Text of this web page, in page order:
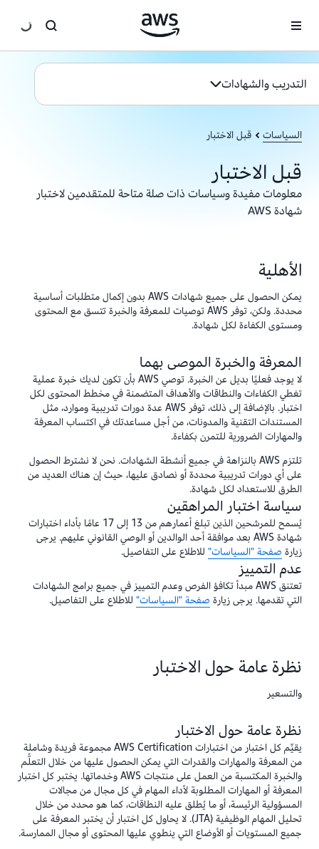
السياسات قبل الاختبار
قبل الاختبار
معلومات مفيدة وسياسات ذات صلة متاحة للمتقدمين لاختبار
شهادة AWS
التدريب والشهادات
الأهلية
يمكن الحصول على جميع شهادات AWS بدون إكمال متطلبات أساسية
محددة. ولكن، توفر AWS توصيات للمعرفة والخبرة تتسق مع المحتوى
ومستوى الكفاءة لكل شهادة.
المعرفة والخبرة الموصى بهما
لا يوجد فعليًا بديل عن الخبرة. توصي AWS بأن تكون لديك خبرة عملية
تغطي الكفاءات والنطاقات والأهداف المتضمنة في مخطط المحتوى لكل
اختبار. بالإضافة إلى ذلك، توفر AWS عدة دورات تدريبية وموارد، مثل
المستندات التقنية والمدونات، من أجل مساعدتك في اكتساب المعرفة
والمهارات الضرورية للتمرن بكفاءة.
تلتزم AWS بالنزاهة في جميع أنشطة الشهادات. نحن لا نشترط الحصول
على أي دورات تدريبية محددة أو نصادق عليها، حيث إن هناك العديد من
الطرق للاستعداد لكل شهادة.
سياسة اختبار المراهقين
يُسمح للمرشحين الذين تبلغ أعمارهم من 13 إلى 17 عامًا بأداء اختبارات
شهادة AWS بعد موافقة أحد الوالدين أو الوصي القانوني عليهم. يرجى
زيارة صفحة "السياسات" للاطلاع على التفاصيل.
عدم التمييز
تعتنق AWS مبدأ تكافؤ الفرص وعدم التمييز في جميع برامج الشهادات
التي تقدمها. يرجى زيارة صفحة "السياسات" للاطلاع على التفاصيل.
نظرة عامة حول الاختبار
والتسعير
نظرة عامة حول الاختبار
يقيِّم كل اختبار من اختبارات AWS Certification مجموعة فريدة وشاملة
من المعرفة والمهارات والقدرات التي يمكن الحصول عليها من خلال التعلُّم
والخبرة المكتسبة من العمل على منتجات AWS وخدماتها. يختبر كل اختبار
المعرفة أو المهارات المطلوبة لأداء المهام في كل مجال من مجالات
المسؤولية الرئيسة، أو ما يُطلق عليه النطاقات، كما هو محدد من خلال
تحليل المهام الوظيفية (JTA). لا يحاول كل اختبار أن يختبر المعرفة على
جميع المستويات أو الأوضاع التي ينطوي عليها المحتوى أو مجال الممارسة.